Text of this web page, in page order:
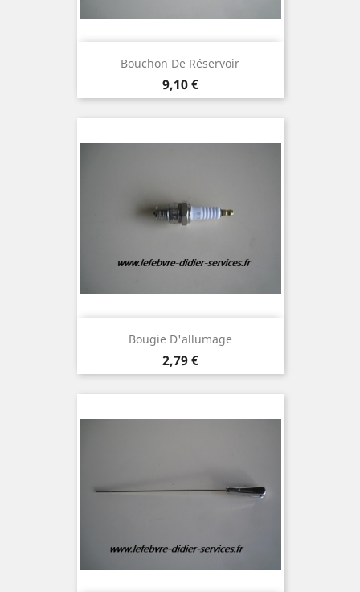
Bouchon De Réservoir
Prix
9,10 €
Bougie D'allumage
Prix
2,79 €